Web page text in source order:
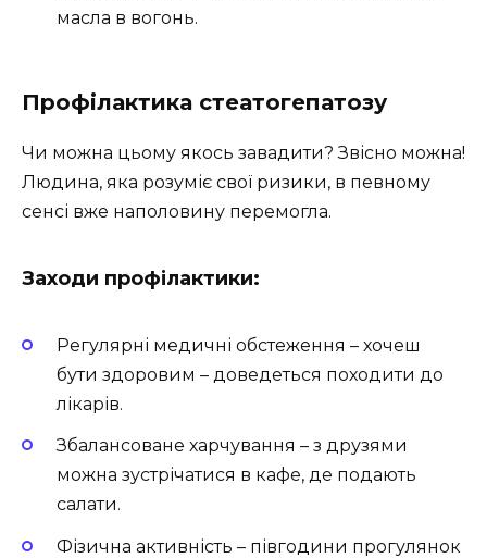
масла в вогонь.
Профілактика стеатогепатозу
Чи можна цьому якось завадити? Звісно можна!
Людина, яка розуміє свої ризики, в певному
сенсі вже наполовину перемогла.
Заходи профілактики:
Регулярні медичні обстеження – хочеш
бути здоровим – доведеться походити до
лікарів.
Збалансоване харчування – з друзями
можна зустрічатися в кафе, де подають
салати.
Фізична активність – півгодини прогулянок